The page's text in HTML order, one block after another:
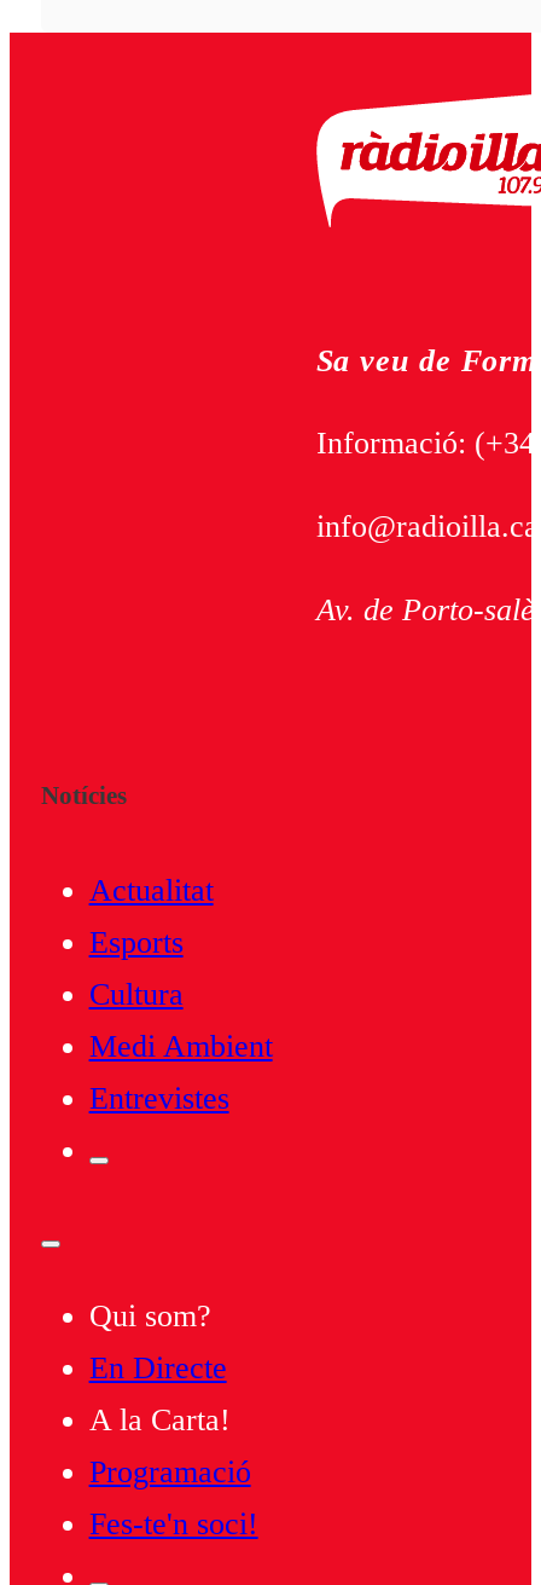
Sa veu de
Informació:
Av. de Porto-
Notícies
Actualitat
Esports
Cultura
Medi Ambient
Entrevistes
Qui som?
En Directe
A la Carta!
Programació
Fes-te'n soci!